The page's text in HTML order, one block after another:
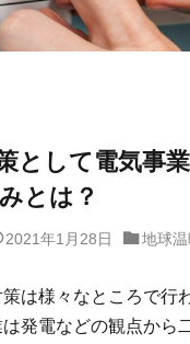
として電気事
とは？
2021年1月28日 地球
は様々なところで行
発電などの観点から